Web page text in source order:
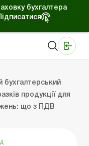
бухгалтера
Підписатися
продукції для
що з ПДВ